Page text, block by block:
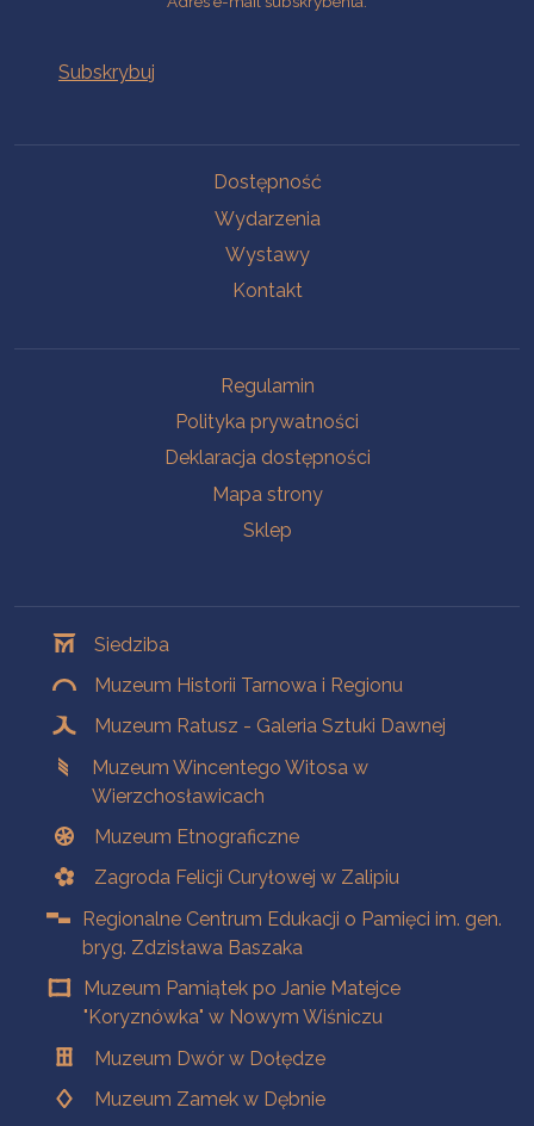
Dostępność
Wydarzenia
Wystawy
Kontakt
Regulamin
Polityka prywatności
Deklaracja dostępności
Mapa strony
Sklep
Siedziba
Muzeum Historii Tarnowa i Regionu
Muzeum Ratusz - Galeria Sztuki Dawnej
Muzeum Wincentego Witosa w
Wierzchosławicach
Muzeum Etnograficzne
Zagroda Felicji Curyłowej w Zalipiu
Regionalne Centrum Edukacji o Pamięci im. gen.
bryg. Zdzisława Baszaka
Muzeum Pamiątek po Janie Matejce
"Koryznówka" w Nowym Wiśniczu
Muzeum Dwór w Dołędze
Muzeum Zamek w Dębnie